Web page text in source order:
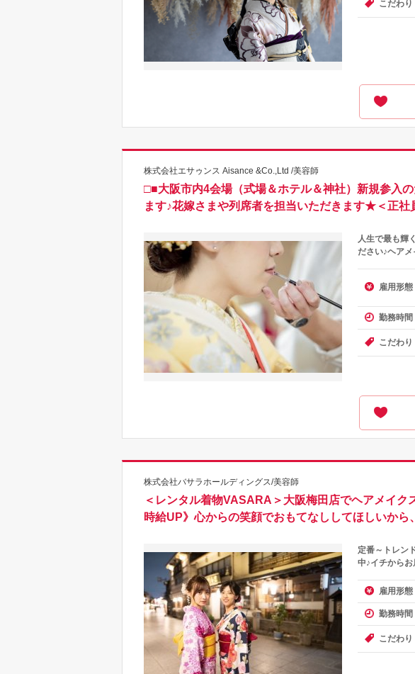
こだわり
株式会社エサゥンス Aisance &Co.,Ltd /美容師
□■大阪市内4会場（式場＆ホテル＆神社）新規参入
ます♪花嫁さまや列席者を担当いただきます★＜正社
人生で最も輝
ださい♪ヘア
雇用形
勤務時間
こだわり
株式会社バサラホールディングス/美容師
＜レンタル着物VASARA＞大阪梅田店でヘアメイ
時給UP》心からの笑顔でおもてなししてほしいから
定番～トレン
中♪イチからお
雇用形
勤務時間
こだわり